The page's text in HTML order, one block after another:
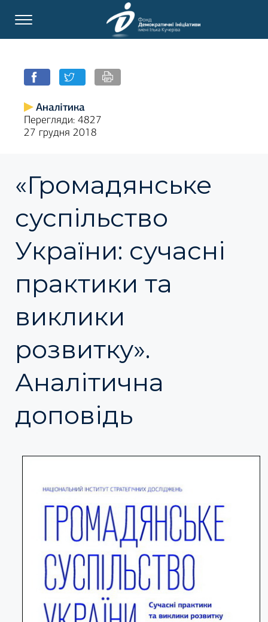
Аналітика
Перегляди: 4827
27 грудня 2018
«Громадянське
суспільство
України: сучасні
практики та
виклики
розвитку».
Аналітична
доповідь